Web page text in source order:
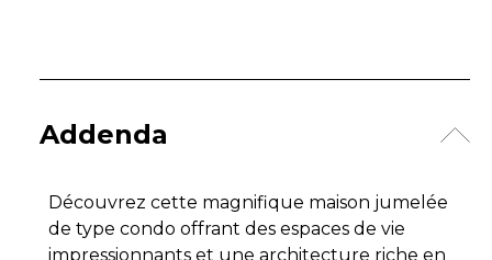
Addenda
Découvrez cette magnifique maison jumelée
de type condo offrant des espaces de vie
impressionnants et une architecture riche en